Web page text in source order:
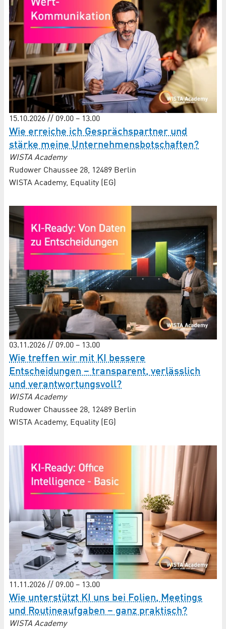
15.10.2026 // 09.00 – 13.00
Wie erreiche ich Gesprächs­partner und
stärke meine Unternehmens­botschaften?
WISTA Academy
Rudower Chaussee 28, 12489 Berlin
WISTA Academy, Equality (EG)
03.11.2026 // 09.00 – 13.00
Wie treffen wir mit KI bessere
Entscheidungen – transparent, verlässlich
und verantwortungsvoll?
WISTA Academy
Rudower Chaussee 28, 12489 Berlin
WISTA Academy, Equality (EG)
11.11.2026 // 09.00 – 13.00
Wie unterstützt KI uns bei Folien, Meetings
und Routine­aufgaben – ganz praktisch?
WISTA Academy